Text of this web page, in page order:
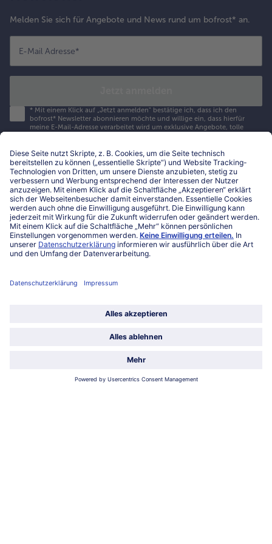
Melden Sie sich für Angebote und News rund um bofrost* an.
E-Mail Adresse*
* Mit einem Klick auf „Jetzt anmelden" bestätige ich, dass ich den
bofrost* Newsletter abonnieren möchte und willige ein, dass hierfür
meine E-Mail-Adresse verarbeitet wird um exklusive Angebote, tolle
bereitgestellten Link oder per E-Mail an datenschutz@bofrost.at
widerrufen werden. Durch den Widerruf der Einwilligung wird die
Rechtmäßigkeit der aufgrund der Einwilligung bis zum Widerruf
erfolgten Verarbeitung nicht berührt. Nähere Informationen zum Thema
Datenschutz und zu Ihren Rechten finden Sie in unseren
Datenschutzhinweisen.
Hilfe & Kontakt
Niederlassungen